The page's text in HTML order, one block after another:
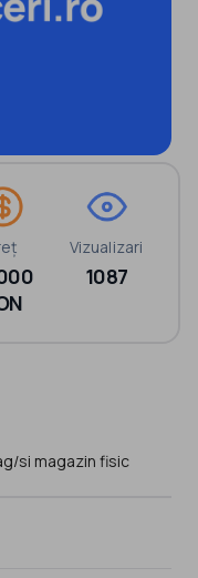
Vizualizari
1087